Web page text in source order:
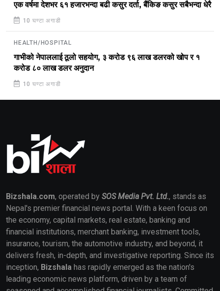
एक वर्षमा देशभर ६१ हजारभन्दा बढी कसुर दर्ता, बैंकिङ कसुर सबैभन्दा धेरै
10 घण्टा अगाडी
HEALTH/HOSPITAL
गाभीको नेपाललाई ठूलो सहयोग, ३ करोड ९६ लाख डलरको खोप र १
करोड ८० लाख डलर अनुदान
10 घण्टा अगाडी
Bizshala.com, operated by SOS Media Pvt. Ltd., stands as
Nepal's premier financial news portal. With a keen focus on
the economy, capital markets, real estate, banking and
financial institutions, merchant banking, investment tools,
insurance, tourism, the automotive industry, and beyond, it
delivers fresh, in-depth, and investigative reporting. Since its
inception, Bizshala has rapidly emerged as the nation's
leading economic news platform, driven by a team of